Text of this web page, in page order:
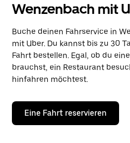
Wenzenbach mit
Buche deinen Fahrservice in
mit Uber. Du kannst bis zu 30
Fahrt bestellen. Egal, ob du
brauchst, ein Restaurant
hinfahren möchtest.
Eine Fahrt reservieren